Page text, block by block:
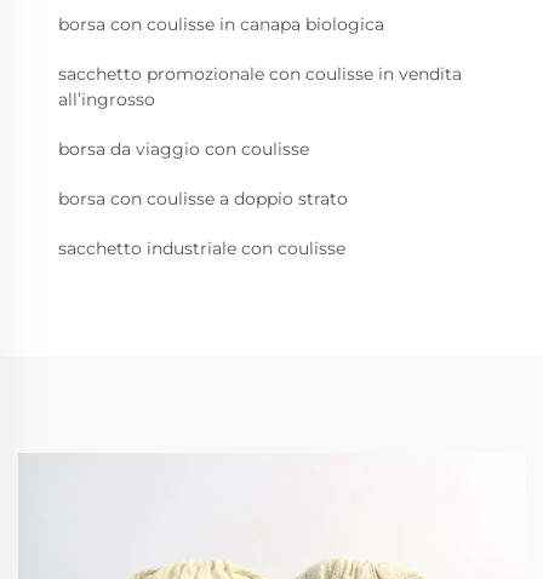
borsa con coulisse in canapa biologica
sacchetto promozionale con coulisse in vendita
all’ingrosso
borsa da viaggio con coulisse
borsa con coulisse a doppio strato
sacchetto industriale con coulisse